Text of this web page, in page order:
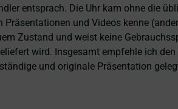
entsprach. Die Uhr kam ohne die
und Videos kenne
Zustand und weist keine
wird. Insgesamt empfehle ich
und originale Präsentation